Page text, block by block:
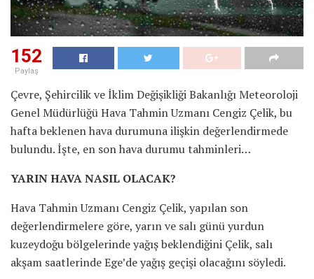
152
Paylaş
Çevre, Şehircilik ve İklim Değişikliği Bakanlığı Meteoroloji
Genel Müdürlüğü Hava Tahmin Uzmanı Cengiz Çelik, bu
hafta beklenen hava durumuna ilişkin değerlendirmede
bulundu. İşte, en son hava durumu tahminleri…
YARIN HAVA NASIL OLACAK?
Hava Tahmin Uzmanı Cengiz Çelik, yapılan son
değerlendirmelere göre, yarın ve salı günü yurdun
kuzeydoğu bölgelerinde yağış beklendiğini Çelik, salı
akşam saatlerinde Ege’de yağış geçişi olacağını söyledi.